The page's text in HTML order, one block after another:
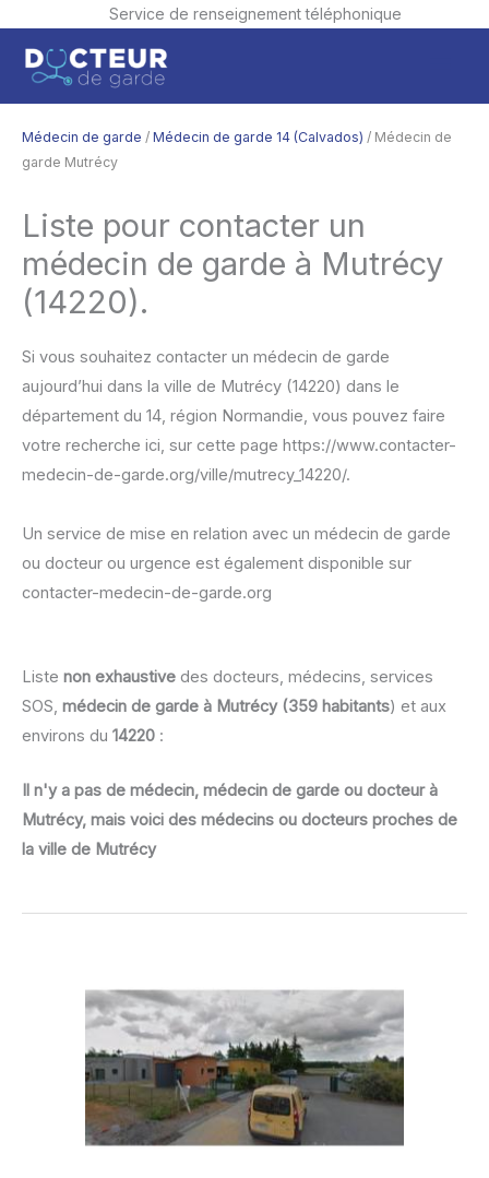
Service de renseignement téléphonique
contenu
Médecin de garde / Médecin de garde 14 (Calvados) / Médecin de
garde Mutrécy
Liste pour contacter un
médecin de garde à Mutrécy
(14220).
Si vous souhaitez contacter un médecin de garde
aujourd’hui dans la ville de Mutrécy (14220) dans le
département du 14, région Normandie, vous pouvez faire
votre recherche ici, sur cette page https://www.contacter-
medecin-de-garde.org/ville/mutrecy_14220/.
Un service de mise en relation avec un médecin de garde
ou docteur ou urgence est également disponible sur
contacter-medecin-de-garde.org
Liste non exhaustive des docteurs, médecins, services
SOS, médecin de garde à Mutrécy (359 habitants) et aux
environs du 14220 :
Il n'y a pas de médecin, médecin de garde ou docteur à
Mutrécy, mais voici des médecins ou docteurs proches de
la ville de Mutrécy